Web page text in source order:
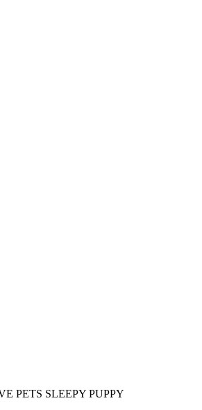
PETS SLEEPY PUPPY